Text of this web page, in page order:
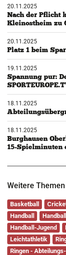
20.11.2025
Nach der Pflicht
Kleinostheim zu
20.11.2025
Platz 1 beim
19.11.2025
Spannung pur:
18.11.2025
18.11.2025
Burghausen
15-Spielminuten
Weitere Themen
Basketball
Handball
Handball-Jugend
Leichtathletik
Ringen -